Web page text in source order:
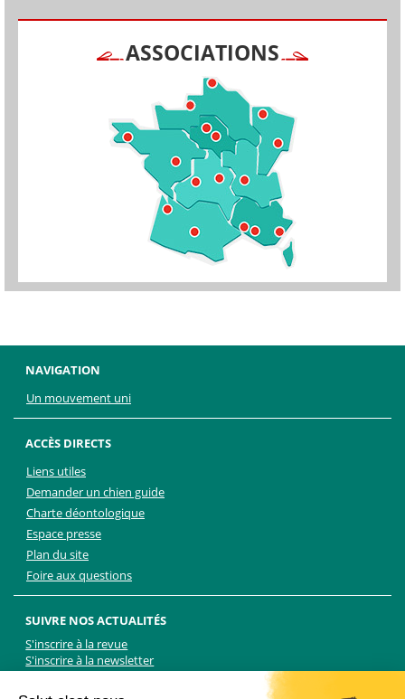
ASSOCIATIONS
NAVIGATION
Un mouvement uni
ACCÈS DIRECTS
Liens utiles
Demander un chien guide
Charte déontologique
Espace presse
Plan du site
Foire aux questions
SUIVRE NOS ACTUALITÉS
S'inscrire à la revue
S'inscrire à la newsletter
TikTok